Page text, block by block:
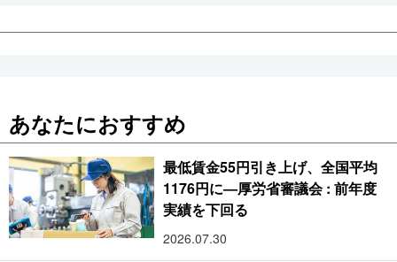
あなたにおすすめ
最低賃金55円引き上げ、全国平均
1176円に―厚労省審議会 : 前年度
実績を下回る
2026.07.30